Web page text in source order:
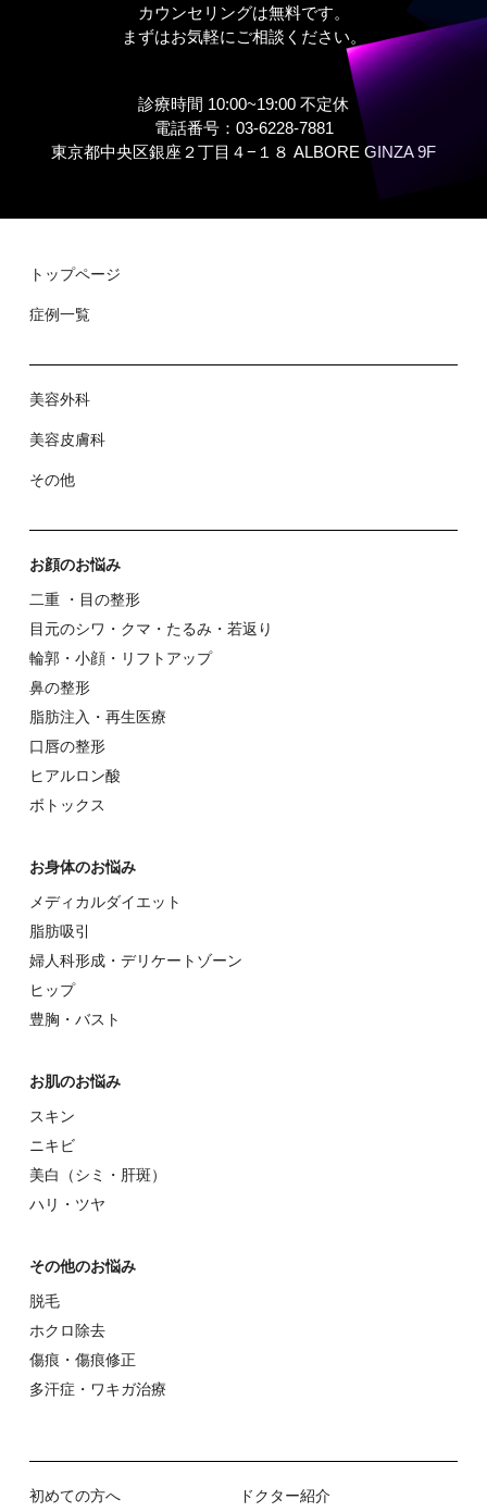
カウンセリングは無料です。
まずはお気軽にご相談ください。
診療時間 10:00~19:00 不定休
電話番号：03-6228-7881
東京都中央区銀座２丁⽬４−１８ ALBORE GINZA 9F
トップページ
症例⼀覧
美容外科
美容⽪膚科
その他
お顔のお悩み
⼆重 ・⽬の整形
⽬元のシワ・クマ・たるみ・若返り
輪郭・⼩顔・リフトアップ
⿐の整形
脂肪注入・再生医療
⼝唇の整形
ヒアルロン酸
ボトックス
お⾝体のお悩み
メディカルダイエット
脂肪吸引
婦⼈科形成・デリケートゾーン
ヒップ
豊胸・バスト
お肌のお悩み
スキン
ニキビ
美⽩（シミ・肝斑）
ハリ・ツヤ
その他のお悩み
脱⽑
ホクロ除去
傷痕・傷痕修正
多汗症・ワキガ治療
初めての⽅へ
ドクター紹介